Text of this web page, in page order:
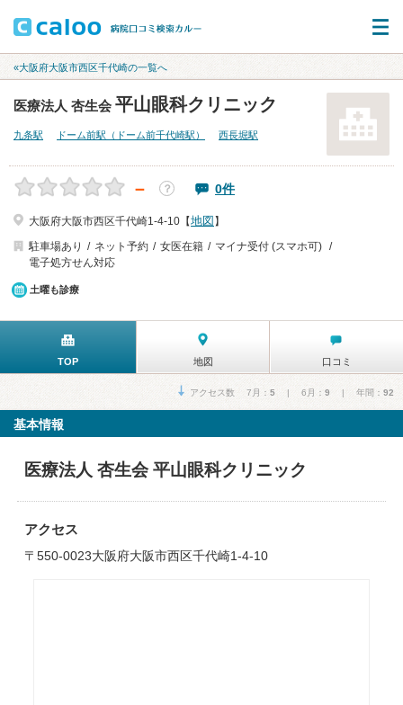
«大阪府大阪市西区千代崎の一覧へ
医療法人 杏生会 平山眼科クリニック
九条駅 ドーム前駅（ドーム前千代崎駅） 西長堀駅
－ ？ 0件
大阪府大阪市西区千代崎1-4-10【地図 】
駐車場あり
ネット予約 女医在籍
マイナ受付 (スマホ可)
電子処方せん対応
土曜も診療
TOP 地図 口コミ
アクセス数 7月： 5 | 6月： 9 | 年間： 92
基本情報
医療法人 杏生会 平山眼科クリニック
アクセス
〒550-0023大阪府大阪市西区千代崎1-4-10